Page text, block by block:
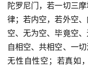
陀罗尼门，若一切三
律；若内空，若外空
空、无为空、毕竟空
自相空、共相空、一
无性自性空；若真如